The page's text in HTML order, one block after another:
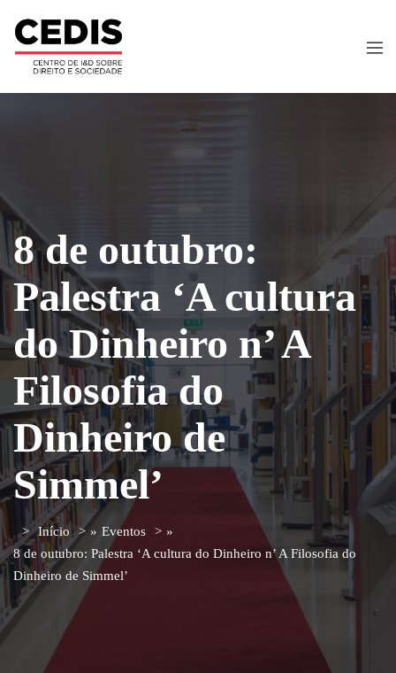
8 de outubro:
Palestra ‘A cultura
do Dinheiro n’ A
Filosofia do
Dinheiro de
Simmel’
Início » Eventos
»
8 de outubro: Palestra ‘A cultura do Dinheiro n’ A Filosofia do
Dinheiro de Simmel’